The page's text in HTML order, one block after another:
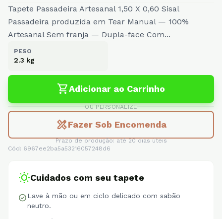
Tapete Passadeira Artesanal 1,50 X 0,60 Sisal
Passadeira produzida em Tear Manual — 100%
Artesanal Sem franja — Dupla-face Com...
PESO
2.3 kg
shopping_cartAdicionar ao Carrinho
OU PERSONALIZE
design_servicesFazer Sob Encomenda
Prazo de produção: até 20 dias úteis
Cód: 6967ee2ba5a53216057248d6
wb_sunnyCuidados com seu tapete
check_circleLave à mão ou em ciclo delicado com sabão
neutro.